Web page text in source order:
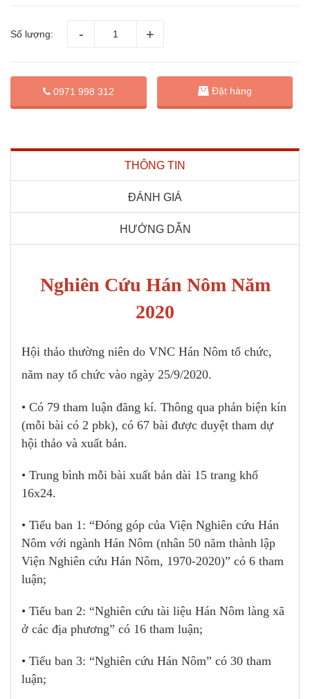
Số lượng:
0971 998 312 Đặt hàng
THÔNG TIN
ĐÁNH GIÁ
HƯỚNG DẪN
Nghiên Cứu Hán Nôm Năm
2020
Hội thảo thường niên do VNC Hán Nôm tổ chức,
năm nay tổ chức vào ngày 25/9/2020.
• Có 79 tham luận đăng kí. Thông qua phản biện kín
(mỗi bài có 2 pbk), có 67 bài được duyệt tham dự
hội thảo và xuất bản.
• Trung bình mỗi bài xuất bản dài 15 trang khổ
16x24.
• Tiểu ban 1: “Đóng góp của Viện Nghiên cứu Hán
Nôm với ngành Hán Nôm (nhân 50 năm thành lập
Viện Nghiên cứu Hán Nôm, 1970-2020)” có 6 tham
luận;
• Tiểu ban 2: “Nghiên cứu tài liệu Hán Nôm làng xã
ở các địa phương” có 16 tham luận;
• Tiểu ban 3: “Nghiên cứu Hán Nôm” có 30 tham
luận;